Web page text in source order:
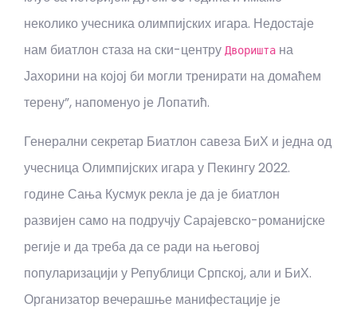
неколико учесника олимпијских игара. Недостаје
нам биатлон стаза на ски-центру Дворишта на
Јахорини на којој би могли тренирати на домаћем
терену”, напоменуо је Лопатић.
Генерални секретар Биатлон савеза БиХ и једна од
учесница Олимпијских игара у Пекингу 2022.
године Сања Кусмук рекла је да је биатлон
развијен само на подручју Сарајевско-романијске
регије и да треба да се ради на његовој
популаризацији у Републици Српској, али и БиХ.
Организатор вечерашње манифестације је